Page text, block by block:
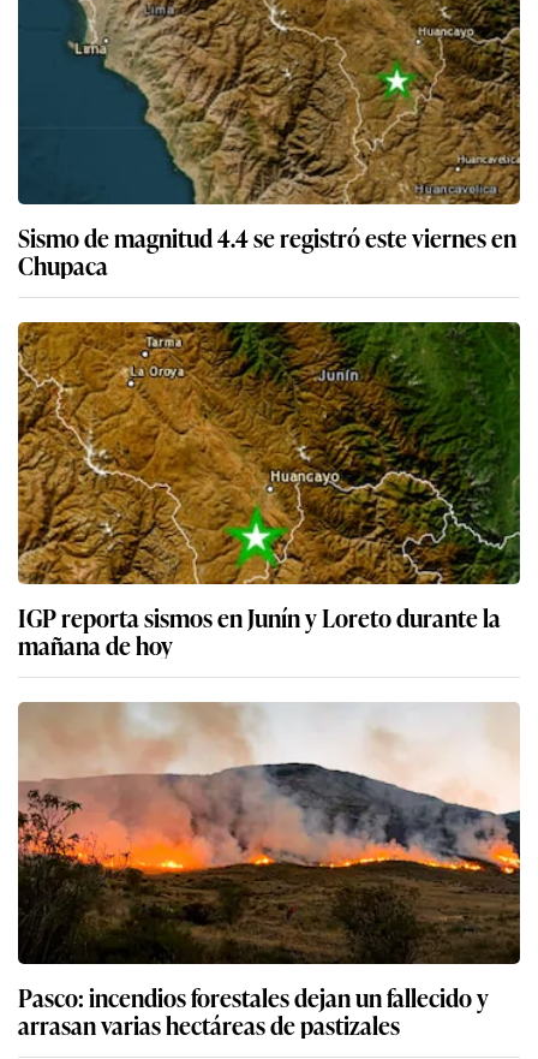
Sismo de magnitud 4.4 se registró este viernes en
Chupaca
IGP reporta sismos en Junín y Loreto durante la
mañana de hoy
Pasco: incendios forestales dejan un fallecido y
arrasan varias hectáreas de pastizales